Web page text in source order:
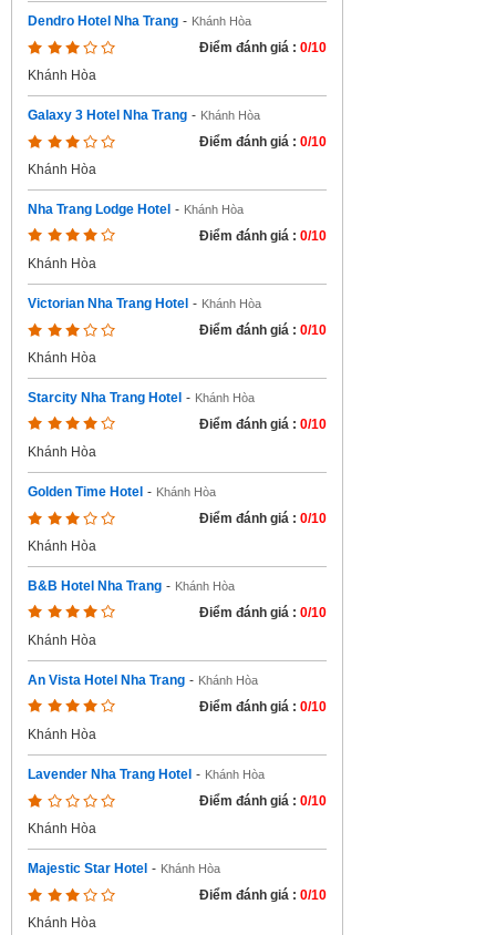
Dendro Hotel Nha Trang - Khánh Hòa
Điểm đánh giá : 0/10
Khánh Hòa
Galaxy 3 Hotel Nha Trang - Khánh Hòa
Điểm đánh giá : 0/10
Khánh Hòa
Nha Trang Lodge Hotel - Khánh Hòa
Điểm đánh giá : 0/10
Khánh Hòa
Victorian Nha Trang Hotel - Khánh Hòa
Điểm đánh giá : 0/10
Khánh Hòa
Starcity Nha Trang Hotel - Khánh Hòa
Điểm đánh giá : 0/10
Khánh Hòa
Golden Time Hotel - Khánh Hòa
Điểm đánh giá : 0/10
Khánh Hòa
B&B Hotel Nha Trang - Khánh Hòa
Điểm đánh giá : 0/10
Khánh Hòa
An Vista Hotel Nha Trang - Khánh Hòa
Điểm đánh giá : 0/10
Khánh Hòa
Lavender Nha Trang Hotel - Khánh Hòa
Điểm đánh giá : 0/10
Khánh Hòa
Majestic Star Hotel - Khánh Hòa
Điểm đánh giá : 0/10
Khánh Hòa